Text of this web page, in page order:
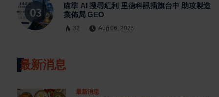
瞄準 AI 搜尋紅利 里德科訊插旗台中 助攻製造
業佈局 GEO
32 Aug 06, 2026
最新消息
最新消息